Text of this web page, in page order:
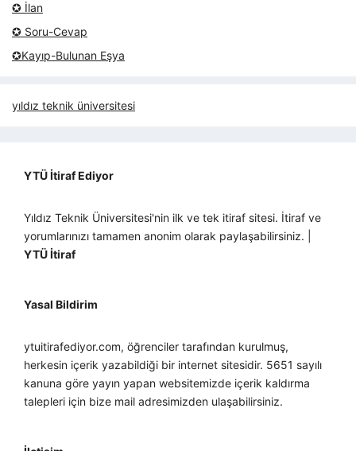
✪ İlan
✪ Soru-Cevap
✪Kayıp-Bulunan Eşya
yıldız teknik üniversitesi
YTÜ İtiraf Ediyor
Yıldız Teknik Üniversitesi'nin ilk ve tek itiraf sitesi. İtiraf ve
yorumlarınızı tamamen anonim olarak paylaşabilirsiniz. |
YTÜ İtiraf
Yasal Bildirim
ytuitirafediyor.com, öğrenciler tarafından kurulmuş,
herkesin içerik yazabildiği bir internet sitesidir. 5651 sayılı
kanuna göre yayın yapan websitemizde içerik kaldırma
talepleri için bize mail adresimizden ulaşabilirsiniz.